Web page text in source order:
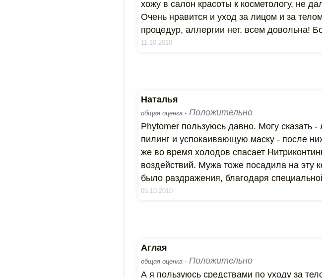
хожу в салон красоты к косметологу, не
Очень нравится и уход за лицом и за
процедур, аллергии нет. всем довольна!
11.10.2010
Наталья
общая оценка - Положительно
Phytomer пользуюсь давно. Могу сказать
пилинг и успокаивающую маску - после
же во время холодов спасает
воздействий. Мужа тоже посадила на эту
было раздражения, благодаря
05.10.2010
Аглая
общая оценка - Положительно
А я пользуюсь средствами по уходу за